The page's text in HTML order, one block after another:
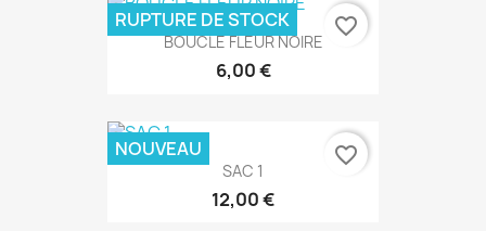
BOUCLE FLEUR NOIRE
6,00 €
RUPTURE DE STOCK favorite_border
SAC 1
12,00 €
NOUVEAU favorite_border